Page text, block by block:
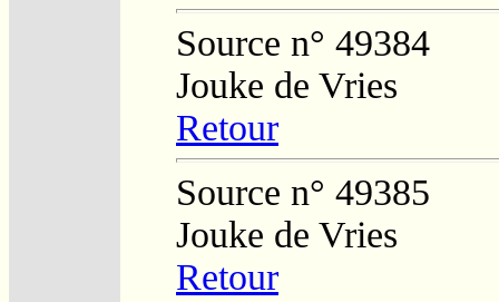
Source n° 49384
Jouke de Vries
Retour
Source n° 49385
Jouke de Vries
Retour